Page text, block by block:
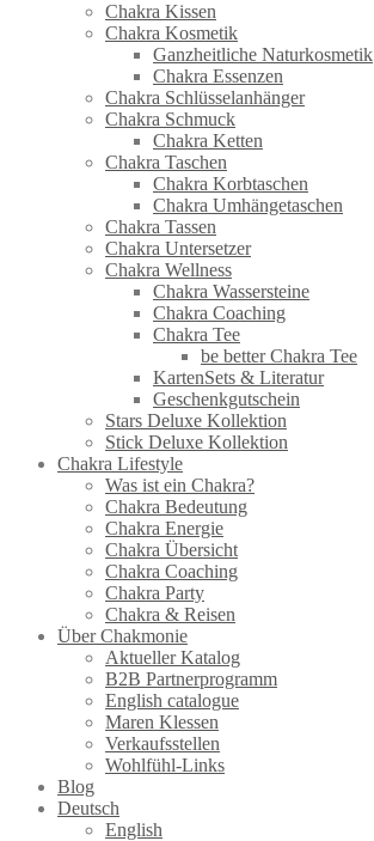
Chakra Kissen
Chakra Kosmetik
Ganzheitliche Naturkosmetik
Chakra Essenzen
Chakra Schlüsselanhänger
Chakra Schmuck
Chakra Ketten
Chakra Taschen
Chakra Korbtaschen
Chakra Umhängetaschen
Chakra Tassen
Chakra Untersetzer
Chakra Wellness
Chakra Wassersteine
Chakra Coaching
Chakra Tee
be better Chakra Tee
KartenSets & Literatur
Geschenkgutschein
Stars Deluxe Kollektion
Stick Deluxe Kollektion
Chakra Lifestyle
Was ist ein Chakra?
Chakra Bedeutung
Chakra Energie
Chakra Übersicht
Chakra Coaching
Chakra Party
Chakra & Reisen
Über Chakmonie
Aktueller Katalog
B2B Partnerprogramm
English catalogue
Maren Klessen
Verkaufsstellen
Wohlfühl-Links
Blog
Deutsch
English